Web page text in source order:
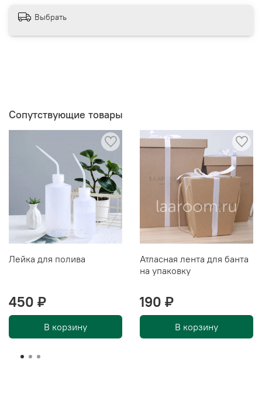
Выбрать
Сопутствующие товары
Лейка для полива
450 ₽
В корзину
Атласная лента для банта
на упаковку
190 ₽
В корзину